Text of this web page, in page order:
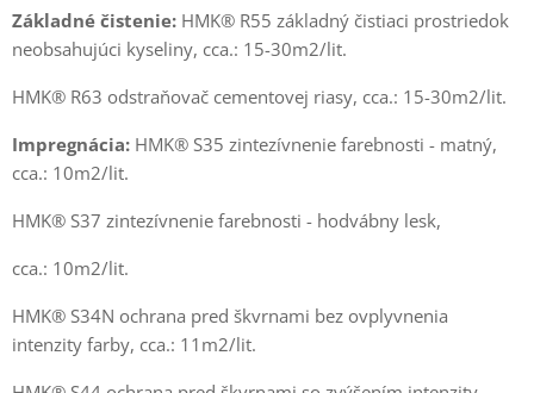
Základné čistenie: HMK® R55 základný čistiaci prostriedok
neobsahujúci kyseliny, cca.: 15-30m2/lit.
HMK® R63 odstraňovač cementovej riasy, cca.: 15-30m2/lit.
Impregnácia: HMK® S35 zintezívnenie farebnosti - matný,
cca.: 10m2/lit.
HMK® S37 zintezívnenie farebnosti - hodvábny lesk,
cca.: 10m2/lit.
HMK® S34N ochrana pred škvrnami bez ovplyvnenia
intenzity farby, cca.: 11m2/lit.